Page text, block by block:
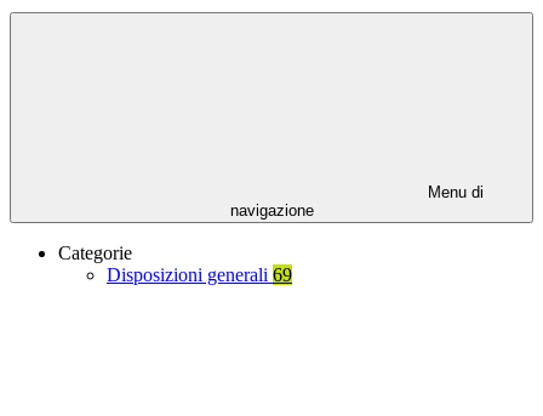
Menu di
navigazione
Categorie
Disposizioni generali 69